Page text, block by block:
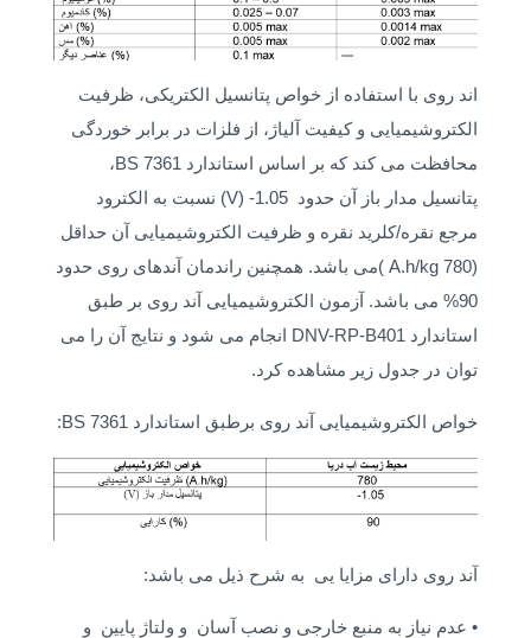
اند روی با استفاده از خواص پتانسیل الکتریکی، ظرفیت
الکتروشیمیایی و کیفیت آلیاژ، از فلزات در برابر خوردگی
محافظت می کند که بر اساس استاندارد BS 7361،
پتانسیل مدار باز آن حدود 1.05- (V) نسبت به الکترود
مرجع نقره/کلرید نقره و ظرفیت الکتروشیمیایی آن حداقل
(A.h/kg 780 )می باشد. همچنین راندمان آندهای روی حدود
90% می باشد. آزمون الکتروشیمیایی آند روی بر طبق
استاندارد DNV-RP-B401 انجام می شود و نتایج آن را می
توان در جدول زیر مشاهده کرد.
خواص الکتروشیمیایی آند روی برطبق استاندارد BS 7361:
آند روی دارای مزایا یی به شرح ذیل می باشد:
• عدم نیاز به منبع خارجی و نصب آسان و ولتاژ پایین و